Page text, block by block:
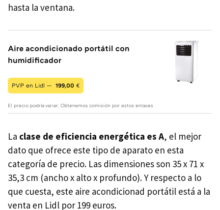
hasta la ventana.
Aire acondicionado portátil con
humidificador
PVP en Lidl — 199,00 €
El precio podría variar. Obtenemos comisión por estos enlaces
La clase de eficiencia energética es A, el mejor
dato que ofrece este tipo de aparato en esta
categoría de precio. Las dimensiones son 35 x 71 x
35,3 cm (ancho x alto x profundo). Y respecto a lo
que cuesta, este aire acondicionad portátil está a la
venta en Lidl por 199 euros.